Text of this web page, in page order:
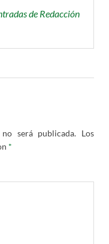
de Redacción
será publicada. Los
*